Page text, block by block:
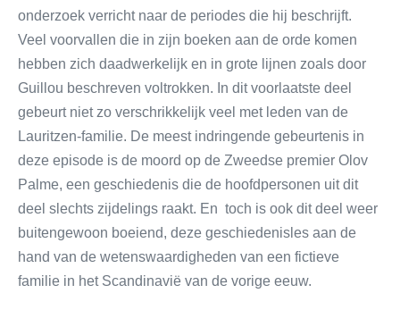
onderzoek verricht naar de periodes die hij beschrijft.
Veel voorvallen die in zijn boeken aan de orde komen
hebben zich daadwerkelijk en in grote lijnen zoals door
Guillou beschreven voltrokken. In dit voorlaatste deel
gebeurt niet zo verschrikkelijk veel met leden van de
Lauritzen-familie. De meest indringende gebeurtenis in
deze episode is de moord op de Zweedse premier Olov
Palme, een geschiedenis die de hoofdpersonen uit dit
deel slechts zijdelings raakt. En toch is ook dit deel weer
buitengewoon boeiend, deze geschiedenisles aan de
hand van de wetenswaardigheden van een fictieve
familie in het Scandinavië van de vorige eeuw.